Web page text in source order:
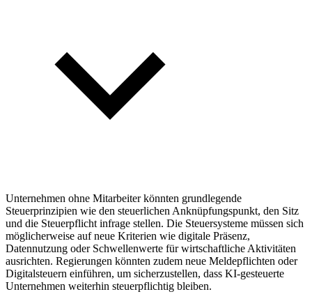
Unternehmen ohne Mitarbeiter könnten grundlegende
Steuerprinzipien wie den steuerlichen Anknüpfungspunkt, den Sitz
und die Steuerpflicht infrage stellen. Die Steuersysteme müssen sich
möglicherweise auf neue Kriterien wie digitale Präsenz,
Datennutzung oder Schwellenwerte für wirtschaftliche Aktivitäten
ausrichten. Regierungen könnten zudem neue Meldepflichten oder
Digitalsteuern einführen, um sicherzustellen, dass KI-gesteuerte
Unternehmen weiterhin steuerpflichtig bleiben.